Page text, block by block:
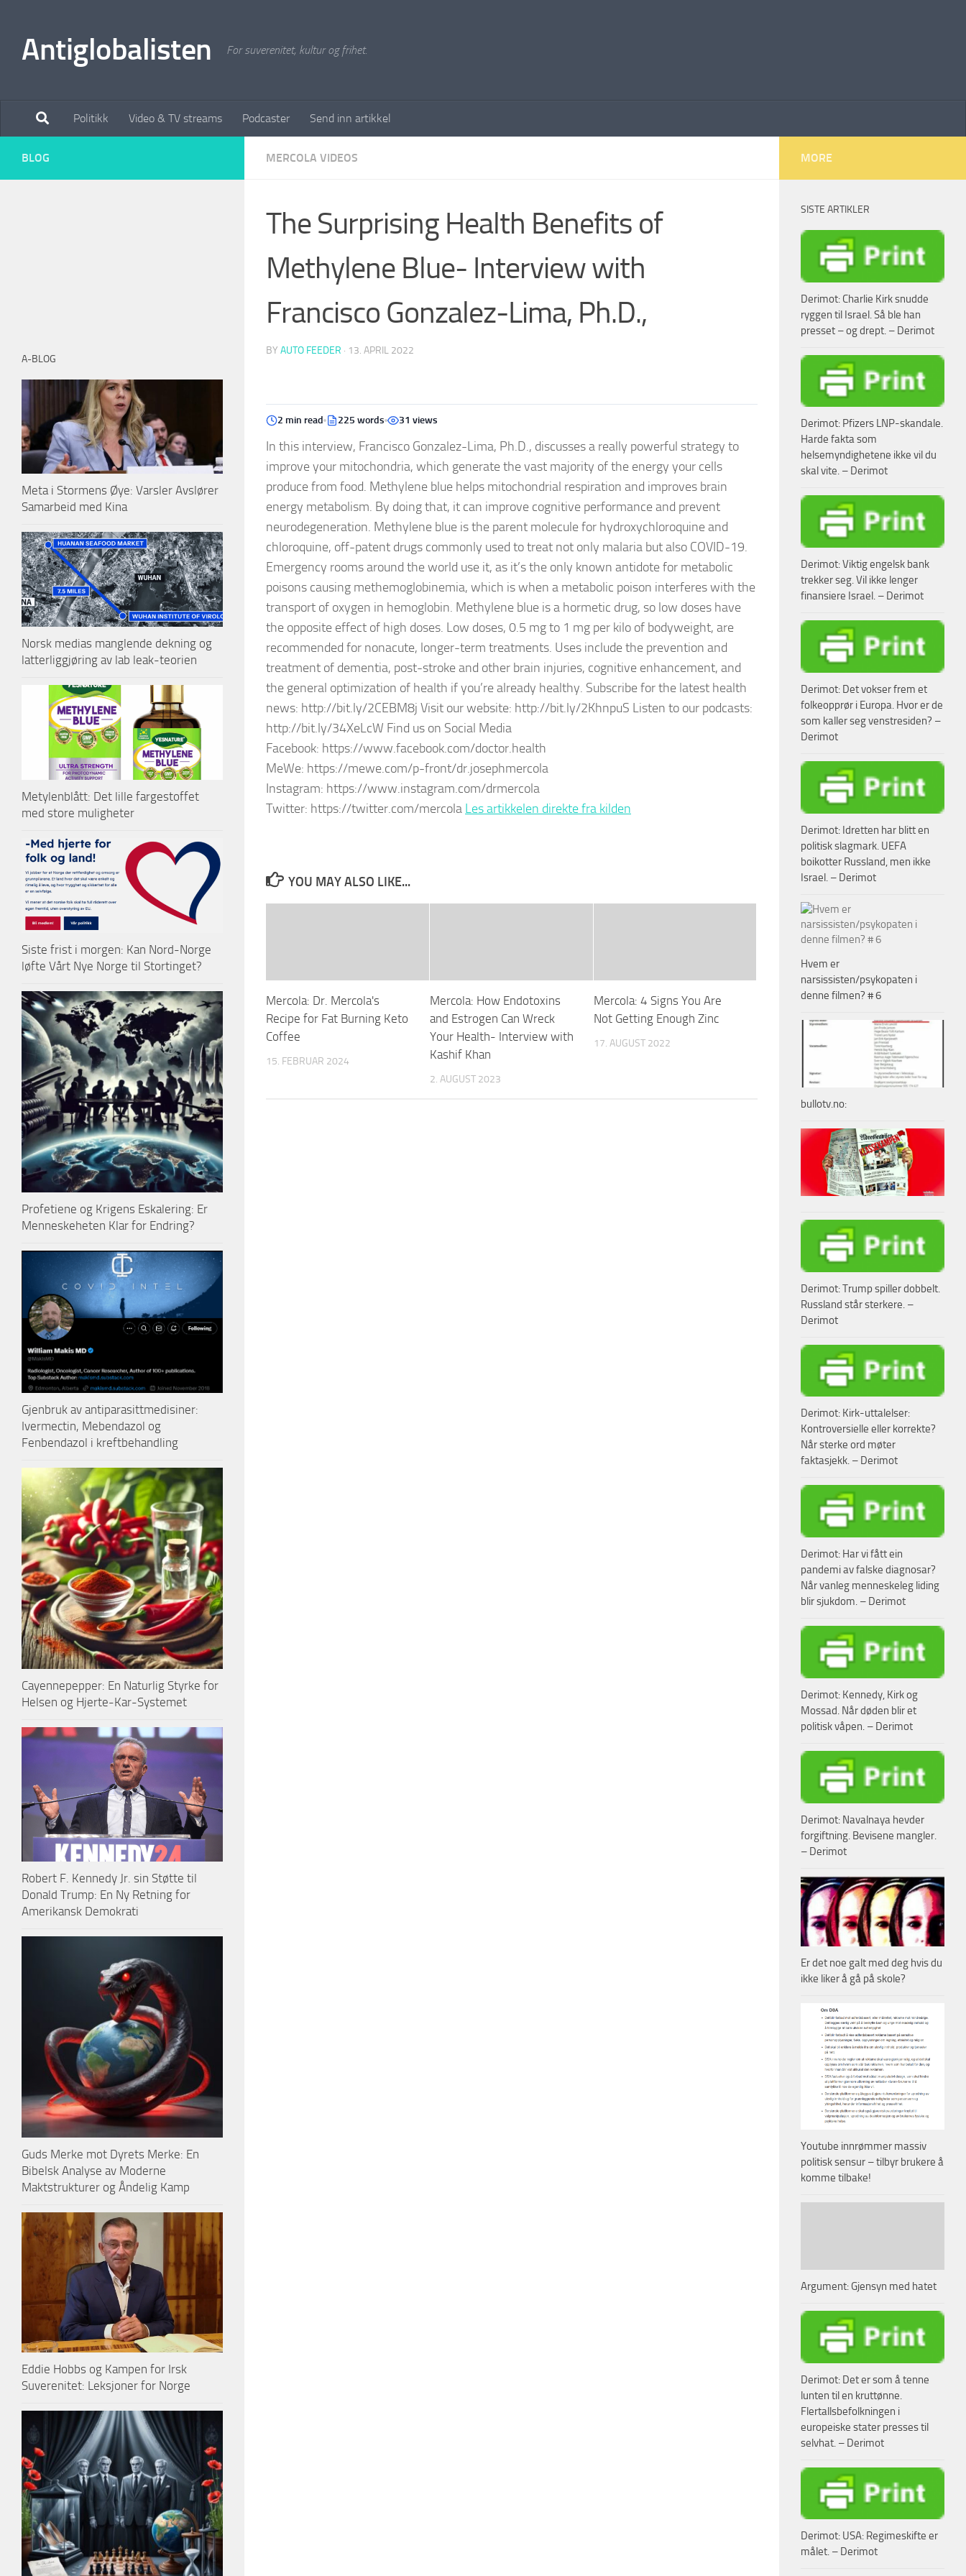
Antiglobalisten For suverenitet, kultur og frihet.
Politikk Video & TV streams Podcaster Send inn artikkel
MERCOLA VIDEOS
The Surprising Health Benefits of
Methylene Blue- Interview with
Francisco Gonzalez-Lima, Ph.D.,
BY AUTO FEEDER · 13. APRIL 2022
2 min read 225 words 31 views
In this interview, Francisco Gonzalez-Lima, Ph.D., discusses a really powerful strategy to
improve your mitochondria, which generate the vast majority of the energy your cells
produce from food. Methylene blue helps mitochondrial respiration and improves brain
energy metabolism. By doing that, it can improve cognitive performance and prevent
neurodegeneration. Methylene blue is the parent molecule for hydroxychloroquine and
chloroquine, off-patent drugs commonly used to treat not only malaria but also COVID-19.
Emergency rooms around the world use it, as it’s the only known antidote for metabolic
poisons causing methemoglobinemia, which is when a metabolic poison interferes with the
transport of oxygen in hemoglobin. Methylene blue is a hormetic drug, so low doses have
the opposite effect of high doses. Low doses, 0.5 mg to 1 mg per kilo of bodyweight, are
recommended for nonacute, longer-term treatments. Uses include the prevention and
treatment of dementia, post-stroke and other brain injuries, cognitive enhancement, and
the general optimization of health if you’re already healthy. Subscribe for the latest health
news: http://bit.ly/2CEBM8j Visit our website: http://bit.ly/2KhnpuS Listen to our podcasts:
http://bit.ly/34XeLcW Find us on Social Media
Facebook: https://www.facebook.com/doctor.health
MeWe: https://mewe.com/p-front/dr.josephmercola
Instagram: https://www.instagram.com/drmercola
Twitter: https://twitter.com/mercola Les artikkelen direkte fra kilden
YOU MAY ALSO LIKE...
Mercola: Dr. Mercola's
Recipe for Fat Burning Keto
Coffee
15. FEBRUAR 2024
Mercola: How Endotoxins
and Estrogen Can Wreck
Your Health- Interview with
Kashif Khan
2. AUGUST 2023
Mercola: 4 Signs You Are
Not Getting Enough Zinc
17. AUGUST 2022
BLOG
A-BLOG
Meta i Stormens Øye: Varsler Avslører
Samarbeid med Kina
Norsk medias manglende dekning og
latterliggjøring av lab leak-teorien
Metylenblått: Det lille fargestoffet
med store muligheter
Siste frist i morgen: Kan Nord-Norge
løfte Vårt Nye Norge til Stortinget?
Profetiene og Krigens Eskalering: Er
Menneskeheten Klar for Endring?
Gjenbruk av antiparasittmedisiner:
Ivermectin, Mebendazol og
Fenbendazol i kreftbehandling
Cayennepepper: En Naturlig Styrke for
Helsen og Hjerte-Kar-Systemet
Robert F. Kennedy Jr. sin Støtte til
Donald Trump: En Ny Retning for
Amerikansk Demokrati
Guds Merke mot Dyrets Merke: En
Bibelsk Analyse av Moderne
Maktstrukturer og Åndelig Kamp
Eddie Hobbs og Kampen for Irsk
Suverenitet: Leksjoner for Norge
MORE
SISTE ARTIKLER
Derimot: Charlie Kirk snudde
ryggen til Israel. Så ble han
presset – og drept. – Derimot
Derimot: Pfizers LNP-skandale.
Harde fakta som
helsemyndighetene ikke vil du
skal vite. – Derimot
Derimot: Viktig engelsk bank
trekker seg. Vil ikke lenger
finansiere Israel. – Derimot
Derimot: Det vokser frem et
folkeopprør i Europa. Hvor er de
som kaller seg venstresiden? –
Derimot
Derimot: Idretten har blitt en
politisk slagmark. UEFA
boikotter Russland, men ikke
Israel. – Derimot
Hvem er
narsissisten/psykopaten i
denne filmen? # 6
bullotv.no:
Derimot: Trump spiller dobbelt.
Russland står sterkere. –
Derimot
Derimot: Kirk-uttalelser:
Kontroversielle eller korrekte?
Når sterke ord møter
faktasjekk. – Derimot
Derimot: Har vi fått ein
pandemi av falske diagnosar?
Når vanleg menneskeleg liding
blir sjukdom. – Derimot
Derimot: Kennedy, Kirk og
Mossad. Når døden blir et
politisk våpen. – Derimot
Derimot: Navalnaya hevder
forgiftning. Bevisene mangler.
– Derimot
Er det noe galt med deg hvis du
ikke liker å gå på skole?
Youtube innrømmer massiv
politisk sensur – tilbyr brukere å
komme tilbake!
Argument: Gjensyn med hatet
Derimot: Det er som å tenne
lunten til en kruttønne.
Flertallsbefolkningen i
europeiske stater presses til
selvhat. – Derimot
Derimot: USA: Regimeskifte er
målet. – Derimot